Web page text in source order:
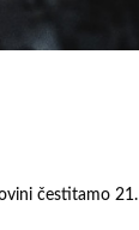
čestitamo